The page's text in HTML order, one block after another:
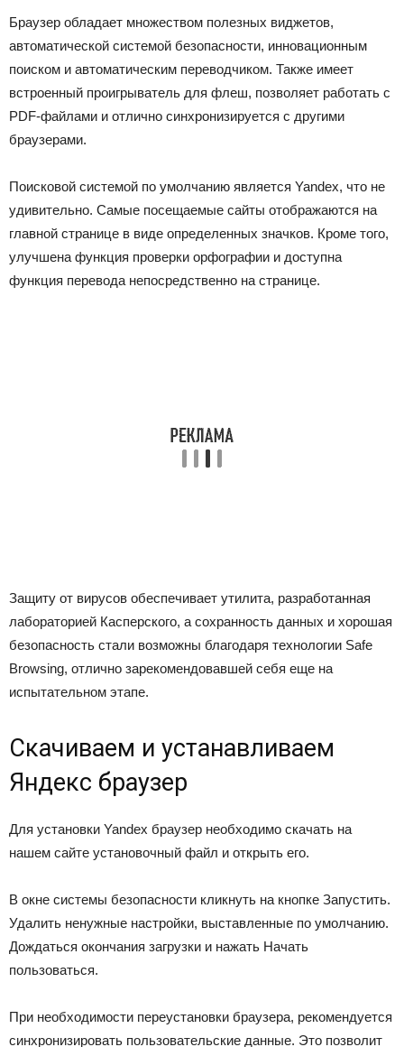
Браузер обладает множеством полезных виджетов,
автоматической системой безопасности, инновационным
поиском и автоматическим переводчиком. Также имеет
встроенный проигрыватель для флеш, позволяет работать с
PDF-файлами и отлично синхронизируется с другими
браузерами.
Поисковой системой по умолчанию является Yandex, что не
удивительно. Самые посещаемые сайты отображаются на
главной странице в виде определенных значков. Кроме того,
улучшена функция проверки орфографии и доступна
функция перевода непосредственно на странице.
Защиту от вирусов обеспечивает утилита, разработанная
лабораторией Касперского, а сохранность данных и хорошая
безопасность стали возможны благодаря технологии Safe
Browsing, отлично зарекомендовавшей себя еще на
испытательном этапе.
Скачиваем и устанавливаем
Яндекс браузер
Для установки Yandex браузер необходимо скачать на
нашем сайте установочный файл и открыть его.
В окне системы безопасности кликнуть на кнопке Запустить.
Удалить ненужные настройки, выставленные по умолчанию.
Дождаться окончания загрузки и нажать Начать
пользоваться.
При необходимости переустановки браузера, рекомендуется
синхронизировать пользовательские данные. Это позволит